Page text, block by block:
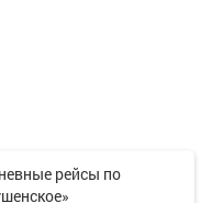
рейсы по